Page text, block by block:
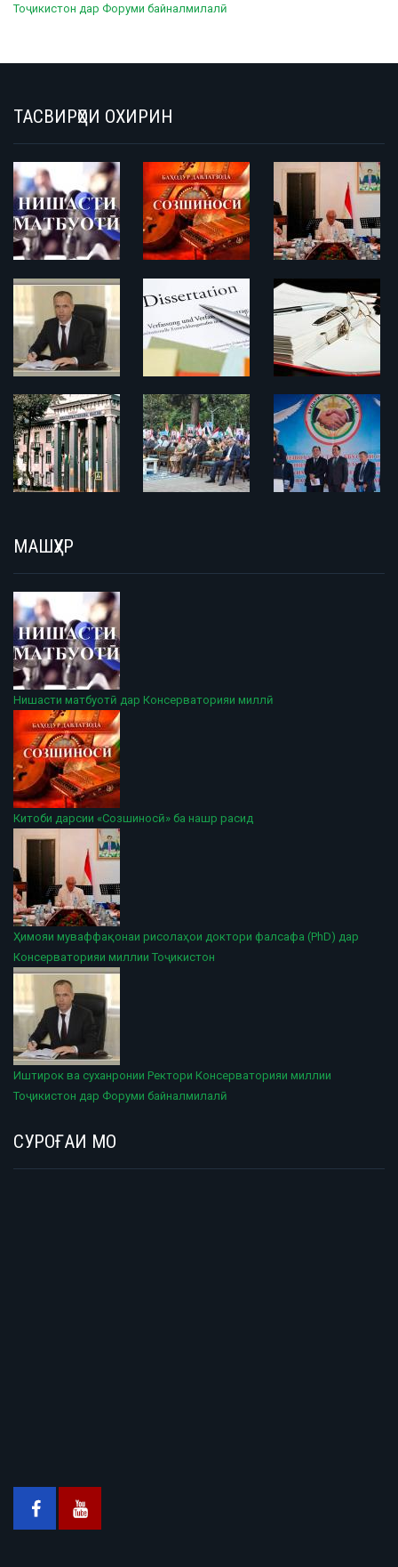
Тоҷикистон дар Форуми байналмилалӣ
ТАСВИРҲОИ ОХИРИН
МАШҲУР
Нишасти матбуотӣ дар Консерваторияи миллӣ
Китоби дарсии «Созшиносӣ» ба нашр расид
Ҳимояи муваффақонаи рисолаҳои доктори фалсафа (PhD) дар
Консерваторияи миллии Тоҷикистон
Иштирок ва суханронии Ректори Консерваторияи миллии
Тоҷикистон дар Форуми байналмилалӣ
СУРОҒАИ МО